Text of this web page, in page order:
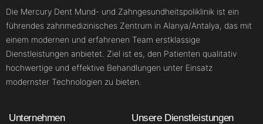
Die Mercury Dent Mund- und Zahngesundheitspoliklinik ist ein
führendes zahnmedizinisches Zentrum in Alanya/Antalya, das mit
einem modernen und erfahrenen Team erstklassige
Dienstleistungen anbietet. Ziel ist es, den Patienten qualitativ
hochwertige und effektive Behandlungen unter Einsatz
modernster Technologien zu bieten.
Unternehmen Unsere Dienstleistungen